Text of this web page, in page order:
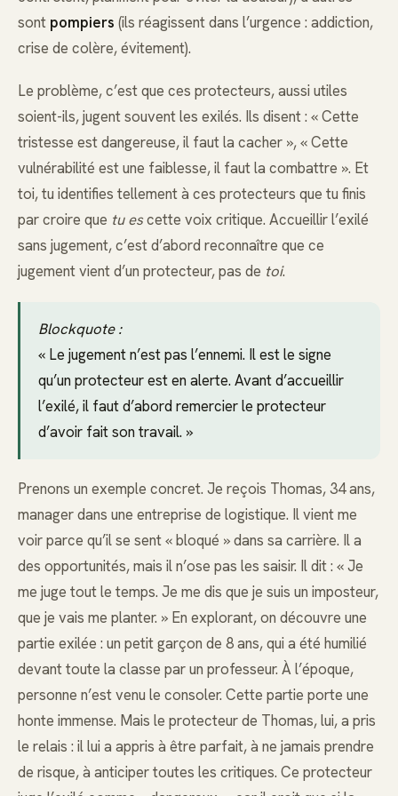
sont pompiers (ils réagissent dans l’urgence : addiction,
crise de colère, évitement).
Le problème, c’est que ces protecteurs, aussi utiles
soient-ils, jugent souvent les exilés. Ils disent : « Cette
tristesse est dangereuse, il faut la cacher », « Cette
vulnérabilité est une faiblesse, il faut la combattre ». Et
toi, tu identifies tellement à ces protecteurs que tu finis
par croire que tu escette voix critique. Accueillir l’exilé
sans jugement, c’est d’abord reconnaître que ce
jugement vient d’un protecteur, pas de toi.
Blockquote :
« Le jugement n’est pas l’ennemi. Il est le signe
qu’un protecteur est en alerte. Avant d’accueillir
l’exilé, il faut d’abord remercier le protecteur
d’avoir fait son travail. »
Prenons un exemple concret. Je reçois Thomas, 34 ans,
manager dans une entreprise de logistique. Il vient me
voir parce qu’il se sent « bloqué » dans sa carrière. Il a
des opportunités, mais il n’ose pas les saisir. Il dit : « Je
me juge tout le temps. Je me dis que je suis un imposteur,
que je vais me planter. » En explorant, on découvre une
partie exilée : un petit garçon de 8 ans, qui a été humilié
devant toute la classe par un professeur. À l’époque,
personne n’est venu le consoler. Cette partie porte une
honte immense. Mais le protecteur de Thomas, lui, a pris
le relais : il lui a appris à être parfait, à ne jamais prendre
de risque, à anticiper toutes les critiques. Ce protecteur